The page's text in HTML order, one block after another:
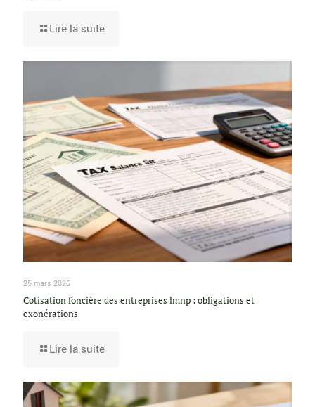
Lire la suite
25 mars 2026
Cotisation foncière des entreprises lmnp : obligations et
exonérations
Lire la suite